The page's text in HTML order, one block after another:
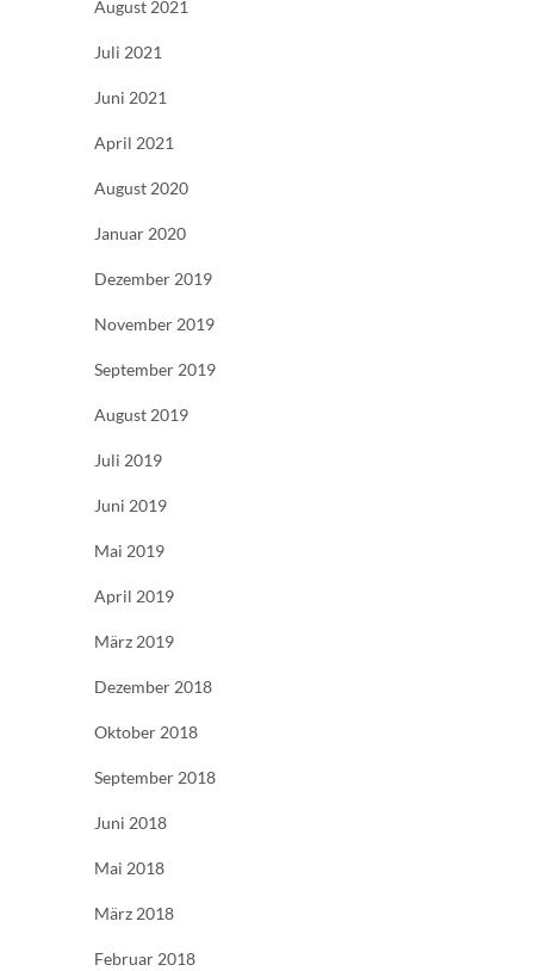
August 2021
Juli 2021
Juni 2021
April 2021
August 2020
Januar 2020
Dezember 2019
November 2019
September 2019
August 2019
Juli 2019
Juni 2019
Mai 2019
April 2019
März 2019
Dezember 2018
Oktober 2018
September 2018
Juni 2018
Mai 2018
März 2018
Februar 2018